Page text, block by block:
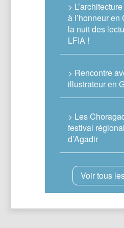
>
à l’honneur en
la nuit des
LFIA !
> Rencontre
illustrateur en
> Les
festival
d’Agadir
Voir tous